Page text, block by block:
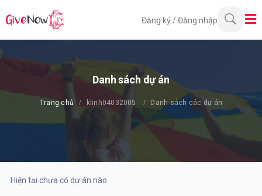
Đăng ký /Đăng nhập
Danh sách dự án
Trang chủ klinh04032005 Danh sách các dự án
Hiện tại chưa có dự án nào.